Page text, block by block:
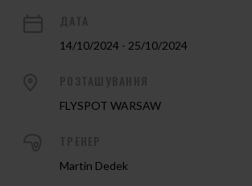
14/10/2024 - 25/10/2024
FLYSPOT WARSAW
Martin Dedek